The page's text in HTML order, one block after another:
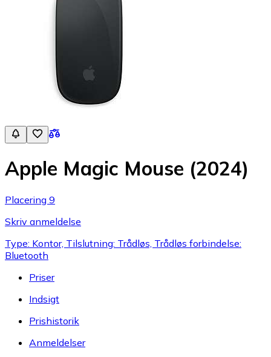
Apple Magic Mouse (2024)
Placering 9
Skriv anmeldelse
Type: Kontor, Tilslutning: Trådløs, Trådløs forbindelse:
Bluetooth
Priser
Indsigt
Prishistorik
Anmeldelser